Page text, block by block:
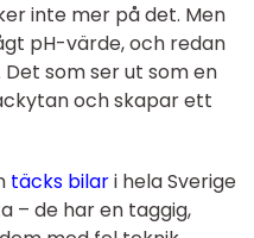
inte mer på det. Men
pH-värde, och redan
som ser ut som en
och skapar ett
täcks bilari hela Sverige
– de har en taggig,